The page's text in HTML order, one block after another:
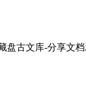
盘古文库-分享文